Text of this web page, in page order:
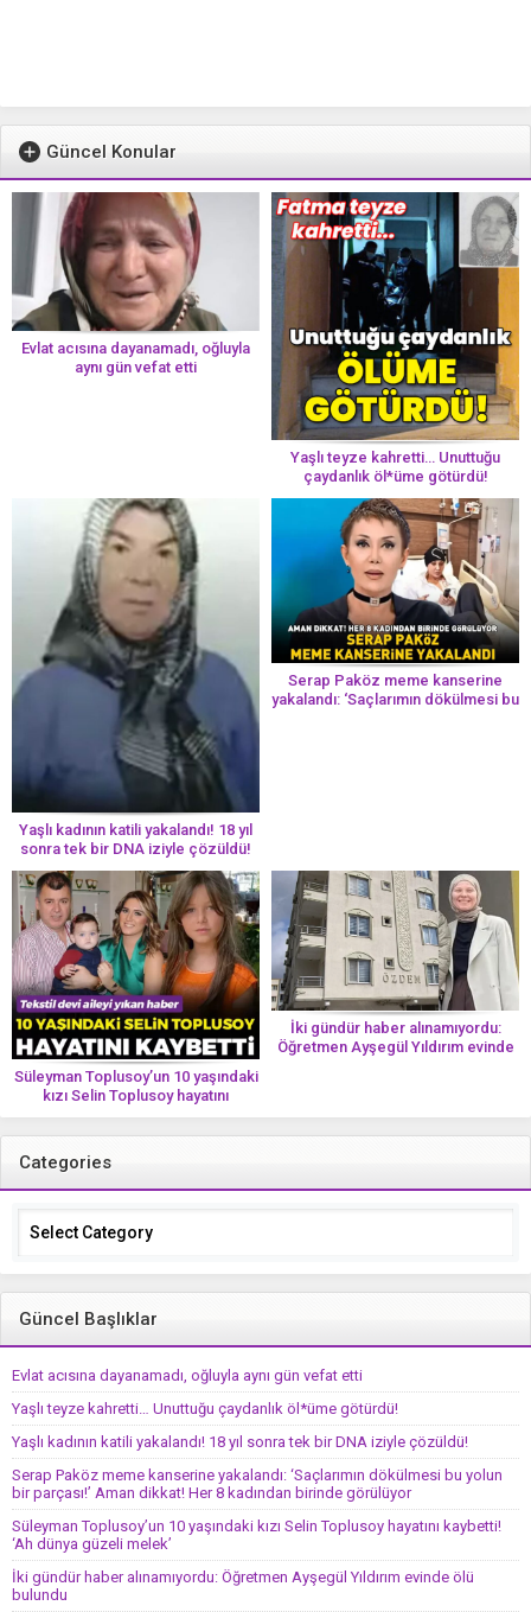
Güncel Konular
Evlat acısına dayanamadı, oğluyla
aynı gün vefat etti
Yaşlı teyze kahretti… Unuttuğu
çaydanlık öl*üme götürdü!
Yaşlı kadının katili yakalandı! 18 yıl
sonra tek bir DNA iziyle çözüldü!
Serap Paköz meme kanserine
yakalandı: ‘Saçlarımın dökülmesi bu
Süleyman Toplusoy’un 10 yaşındaki
kızı Selin Toplusoy hayatını
kaybetti! ‘Ah dünya güzeli melek’
İki gündür haber alınamıyordu:
Öğretmen Ayşegül Yıldırım evinde
Categories
Categories
Güncel Başlıklar
Evlat acısına dayanamadı, oğluyla aynı gün vefat etti
Yaşlı teyze kahretti… Unuttuğu çaydanlık öl*üme götürdü!
Yaşlı kadının katili yakalandı! 18 yıl sonra tek bir DNA iziyle çözüldü!
Serap Paköz meme kanserine yakalandı: ‘Saçlarımın dökülmesi bu yolun
bir parçası!’ Aman dikkat! Her 8 kadından birinde görülüyor
Süleyman Toplusoy’un 10 yaşındaki kızı Selin Toplusoy hayatını kaybetti!
‘Ah dünya güzeli melek’
İki gündür haber alınamıyordu: Öğretmen Ayşegül Yıldırım evinde ölü
bulundu